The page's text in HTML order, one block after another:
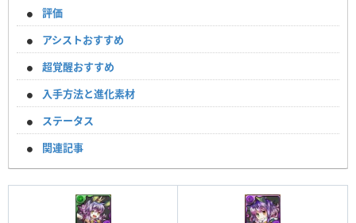
評価
アシストおすすめ
超覚醒おすすめ
入手方法と進化素材
ステータス
関連記事